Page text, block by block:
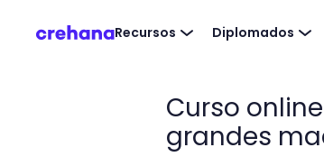
Recursos Diplomados
Curso
grandes